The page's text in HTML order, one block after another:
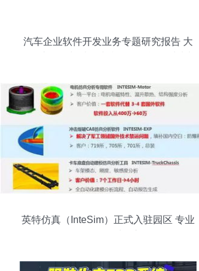
汽车企业软件开发业务专题研究报告 大
英特仿真（InteSim）正式入驻园区 专业